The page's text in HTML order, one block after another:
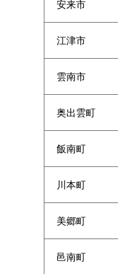
安来市
江津市
雲南市
奥出雲町
飯南町
川本町
美郷町
邑南町